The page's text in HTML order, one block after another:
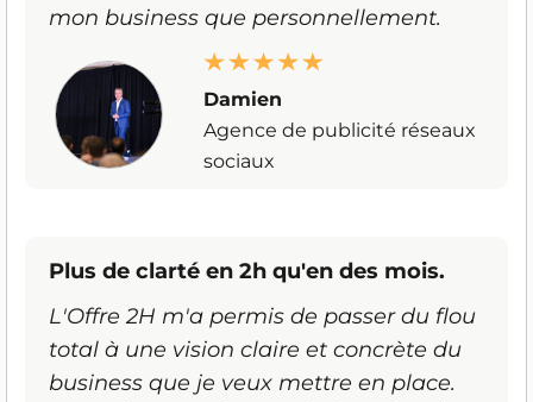
mon business que personnellement.
Damien
Agence de publicité réseaux
sociaux
Plus de clarté en 2h qu'en des mois.
L'Offre 2H m'a permis de passer du flou
total à une vision claire et concrète du
business que je veux mettre en place.